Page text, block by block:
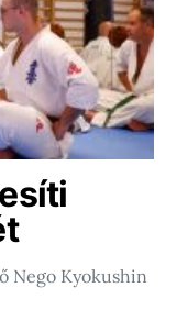
Nego Kyokushin